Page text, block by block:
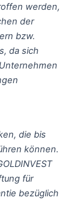
werden,
der
bzw.
da sich
die bis
können.
für
bezüglich